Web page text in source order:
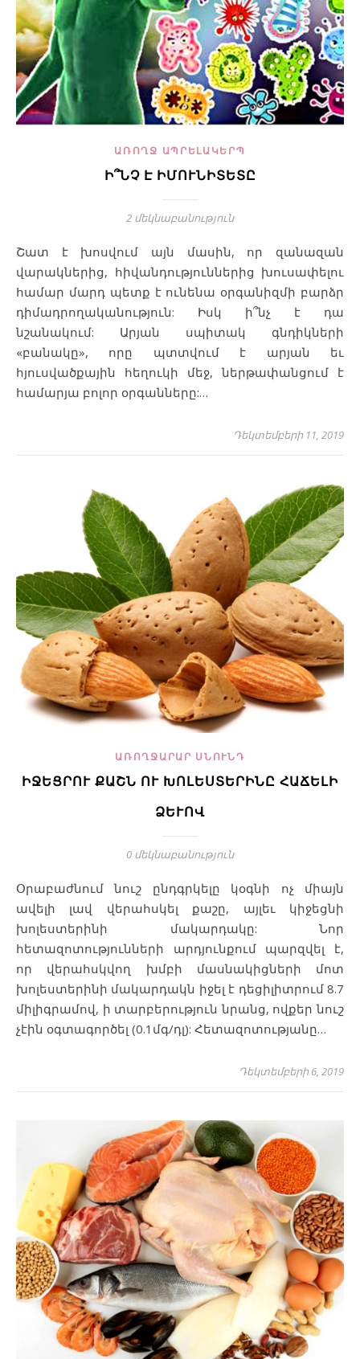
ԱՌՈՂՋ ԱՊՐԵԼԱԿԵՐՊ
Ի՞ՆՉ Է ԻՄՈՒՆԻՏԵՏԸ
2 մեկնաբանություն
Շատ է խոսվում այն մասին, որ զանազան
վարակներից, հիվանդություններից խուսափելու
համար մարդ պետք է ունենա օրգանիզմի բարձր
դիմադրողականություն: Իսկ ի՞նչ է դա
նշանակում: Արյան սպիտակ գնդիկների
«բանակը», որը պտտվում է արյան եւ
հյուսվածքային հեղուկի մեջ, ներթափանցում է
համարյա բոլոր օրգանները:…
Դեկտեմբերի 11, 2019
ԱՌՈՂՋԱՐԱՐ ՍՆՈՒՆԴ
ԻՋԵՑՐՈՒ ՔԱՇՆ ՈՒ ԽՈԼԵՍՏԵՐԻՆԸ ՀԱՃԵԼԻ
ՁԵՒՈՎ
0 մեկնաբանություն
Օրաբաժնում նուշ ընդգրկելը կօգնի ոչ միայն
ավելի լավ վերահսկել քաշը, այլեւ կիջեցնի
խոլեստերինի մակարդակը: Նոր
հետազոտությունների արդյունքում պարզվել է,
որ վերահսկվող խմբի մասնակիցների մոտ
խոլեստերինի մակարդակն իջել է դեցիլիտրում 8.7
միլիգրամով, ի տարբերություն նրանց, ովքեր նուշ
չէին օգտագործել (0.1մգ/դլ): Հետազոտությանը…
Դեկտեմբերի 6, 2019